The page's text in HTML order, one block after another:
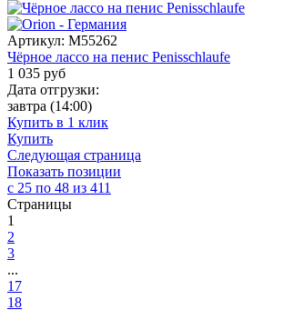
Артикул: M55262
Чёрное лассо на пенис Penisschlaufe
1 035 руб
Дата отгрузки:
завтра (14:00)
Купить в 1 клик
Купить
Следующая страница
Показать позиции
с 25 по 48 из 411
Страницы
1
2
3
...
17
18